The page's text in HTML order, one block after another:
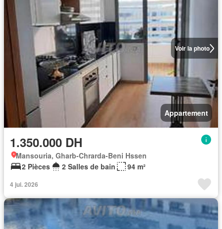
Voir la photo
Appartement
1.350.000 DH
Mansouria, Gharb-Chrarda-Beni Hssen
2 Pièces
2 Salles de bain 94 m²
4 jui. 2026